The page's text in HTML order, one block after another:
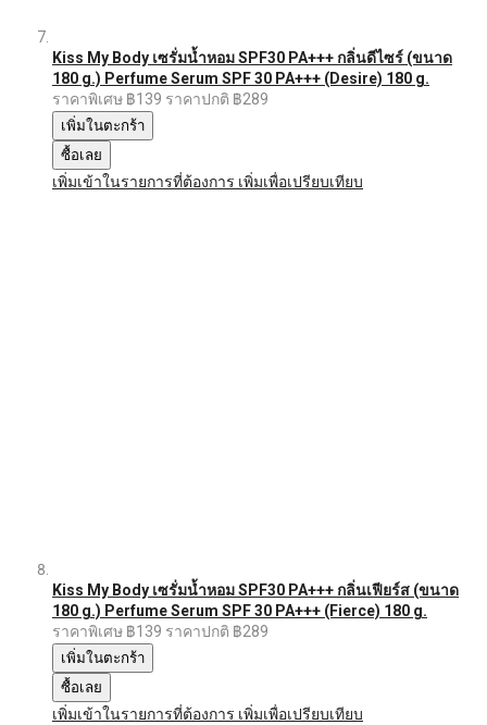
Kiss My Body เซรั่มน้ำหอม SPF30 PA+++ กลิ่นดีไซร์ (ขนาด
180 g.) Perfume Serum SPF 30 PA+++ (Desire) 180 g.
ราคาพิเศษ ฿139 ราคาปกติ ฿289
เพิ่มในตะกร้า
ซื้อเลย
เพิ่มเข้าในรายการที่ต้องการ เพิ่มเพื่อเปรียบเทียบ
Kiss My Body เซรั่มน้ำหอม SPF30 PA+++ กลิ่นเฟียร์ส (ขนาด
180 g.) Perfume Serum SPF 30 PA+++ (Fierce) 180 g.
ราคาพิเศษ ฿139 ราคาปกติ ฿289
เพิ่มในตะกร้า
ซื้อเลย
เพิ่มเข้าในรายการที่ต้องการ เพิ่มเพื่อเปรียบเทียบ